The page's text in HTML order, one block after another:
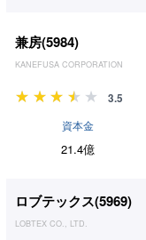
兼房(5984)
KANEFUSA CORPORATION
3.5
資本金
21.4億
ロブテックス(5969)
LOBTEX CO., LTD.